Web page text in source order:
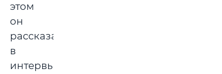
этом
он
рассказал
в
интервью